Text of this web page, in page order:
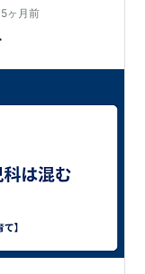
熱37.6度ありま
5ヶ月前